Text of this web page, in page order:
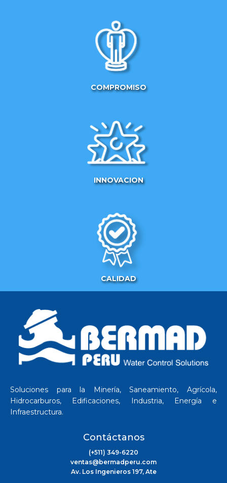
COMPROMISO
INNOVACION
CALIDAD
Soluciones para la Minería, Saneamiento, Agrícola,
Hidrocarburos, Edificaciones, Industria, Energía e
Infraestructura.
Contáctanos
(+511) 349-6220
ventas@bermadperu.com
Av. Los Ingenieros 197, Ate